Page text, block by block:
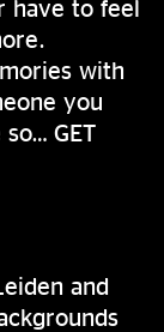
have to feel
with
you
GET
and